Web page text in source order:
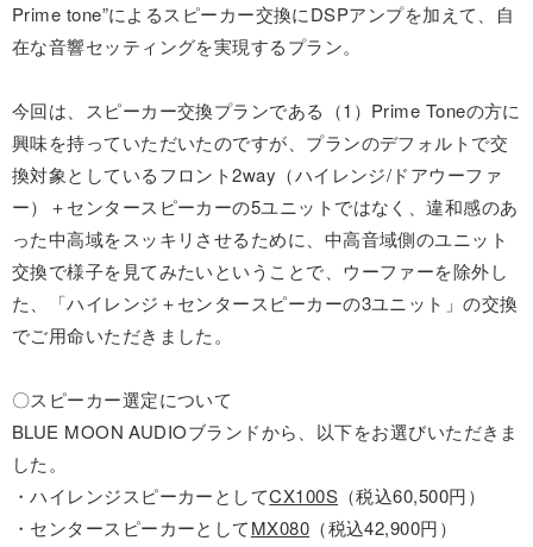
Prime tone”によるスピーカー交換にDSPアンプを加えて、自
在な音響セッティングを実現するプラン。
今回は、スピーカー交換プランである（1）Prime Toneの方に
興味を持っていただいたのですが、プランのデフォルトで交
換対象としているフロント2way（ハイレンジ/ドアウーファ
ー）＋センタースピーカーの5ユニットではなく、違和感のあ
った中高域をスッキリさせるために、中高音域側のユニット
交換で様子を見てみたいということで、ウーファーを除外し
た、「ハイレンジ＋センタースピーカーの3ユニット」の交換
でご用命いただきました。
〇スピーカー選定について
BLUE MOON AUDIOブランドから、以下をお選びいただきま
した。
・ハイレンジスピーカーとしてCX100S （税込60,500円）
・センタースピーカーとしてMX080 （税込42,900円）